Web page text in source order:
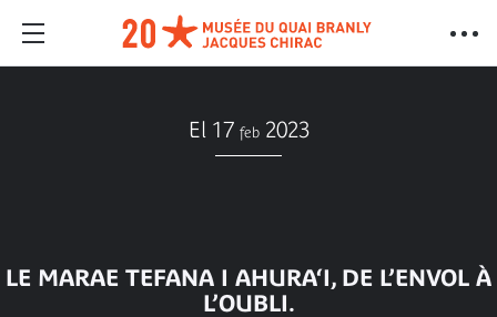
El 17 feb 2023
LE MARAE TEFANA I AHURA‘I, DE L’ENVOL À
L’OUBLI.